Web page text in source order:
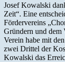
Josef Kowalski
Zeit“. Eine
Fördervereins
Gründern und dem
Verein habe mit
zwei Drittel der
Kowalski das